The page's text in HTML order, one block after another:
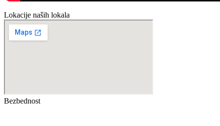
Lokacije naših lokala
Bezbednost